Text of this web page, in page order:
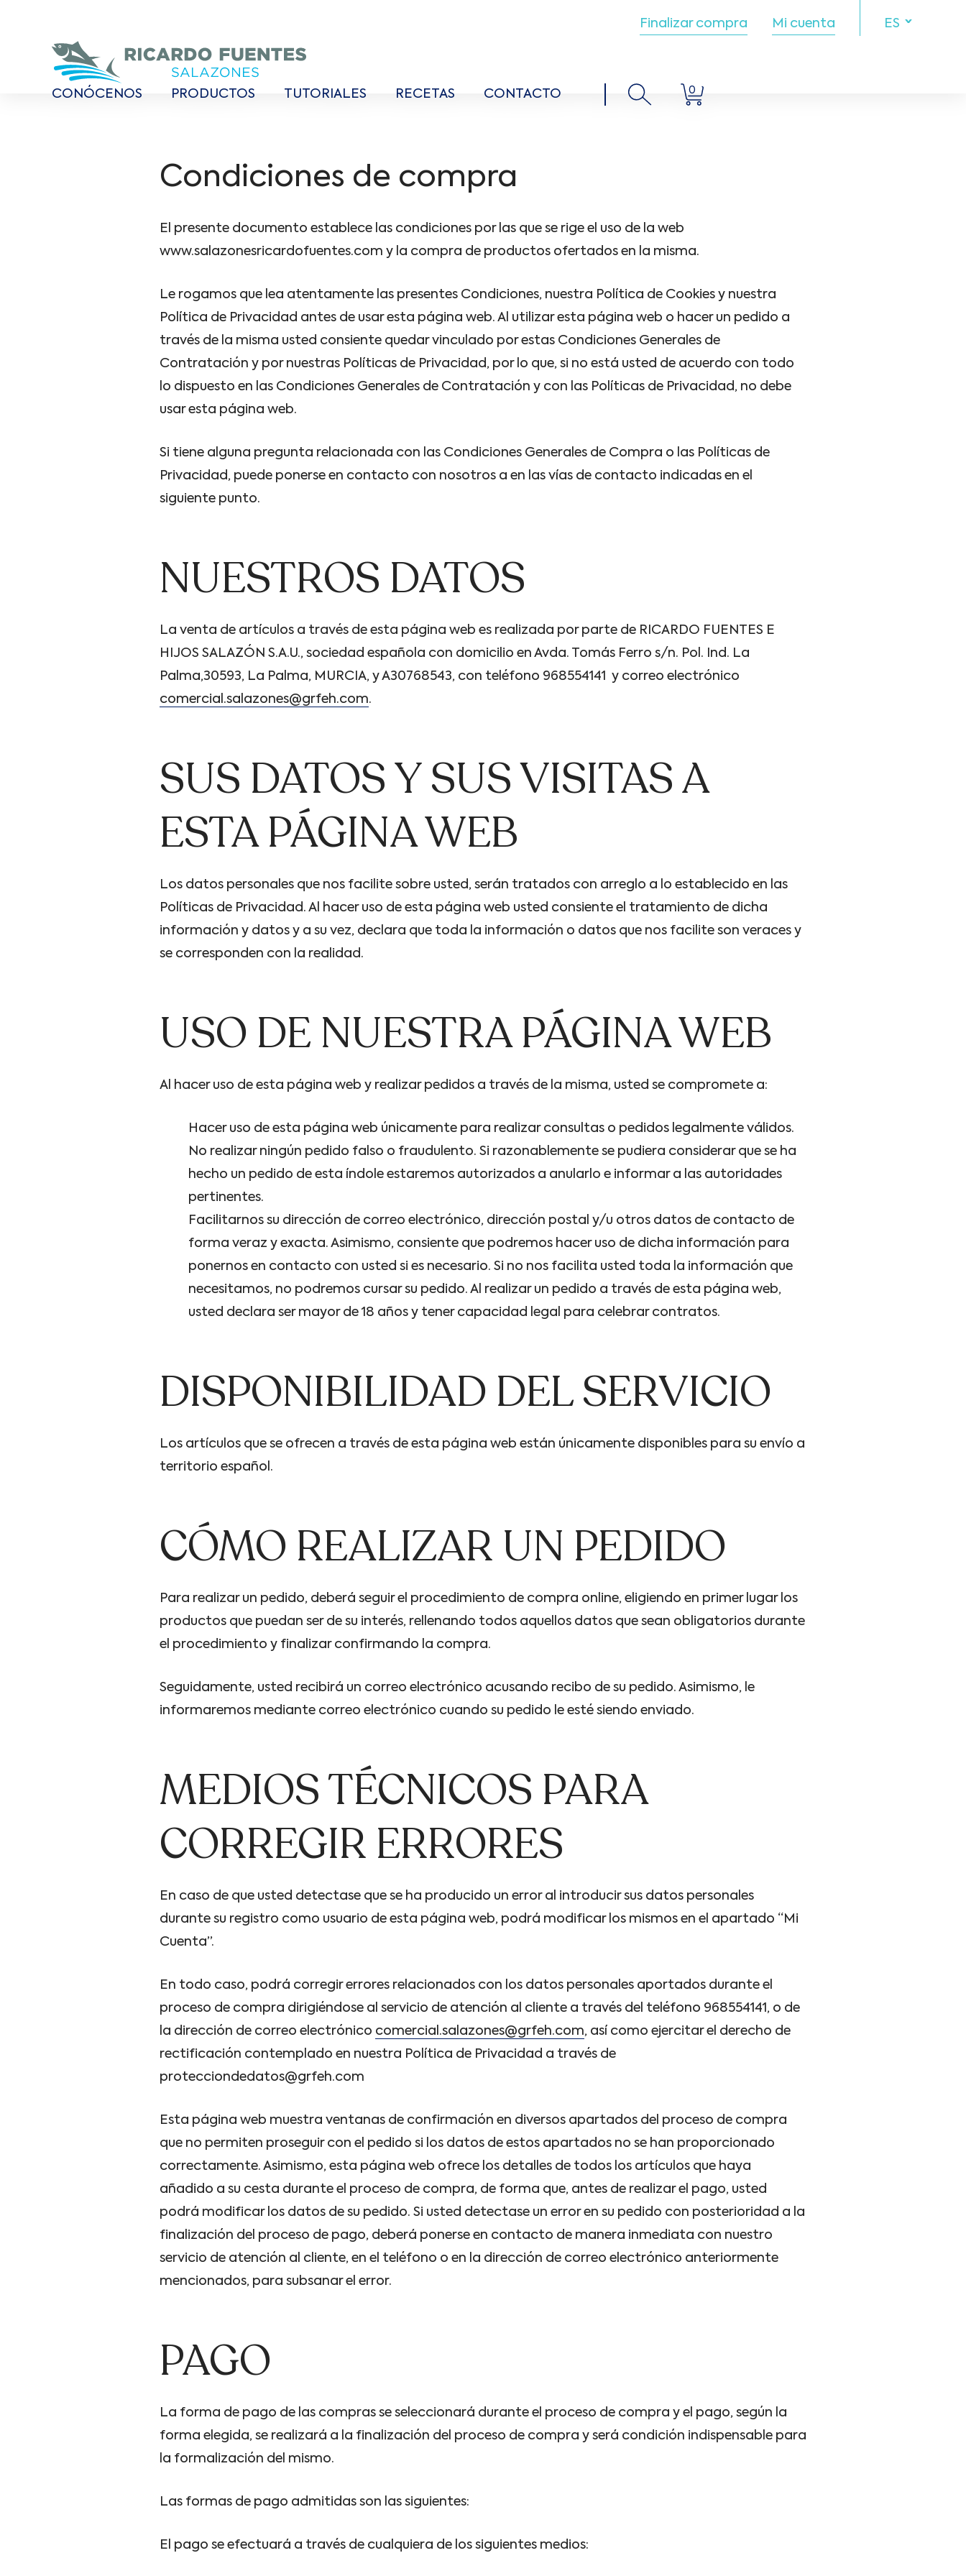
Finalizar compra Mi cuenta ES
CONÓCENOS PRODUCTOS TUTORIALES RECETAS CONTACTO 0
Condiciones de compra
El presente documento establece las condiciones por las que se rige el uso de la web
www.salazonesricardofuentes.com y la compra de productos ofertados en la misma.
Le rogamos que lea atentamente las presentes Condiciones, nuestra Política de Cookies y nuestra
Política de Privacidad antes de usar esta página web. Al utilizar esta página web o hacer un pedido a
través de la misma usted consiente quedar vinculado por estas Condiciones Generales de
Contratación y por nuestras Políticas de Privacidad, por lo que, si no está usted de acuerdo con todo
lo dispuesto en las Condiciones Generales de Contratación y con las Políticas de Privacidad, no debe
usar esta página web.
Si tiene alguna pregunta relacionada con las Condiciones Generales de Compra o las Políticas de
Privacidad, puede ponerse en contacto con nosotros a en las vías de contacto indicadas en el
siguiente punto.
NUESTROS DATOS
La venta de artículos a través de esta página web es realizada por parte de RICARDO FUENTES E
HIJOS SALAZÓN S.A.U., sociedad española con domicilio en Avda. Tomás Ferro s/n. Pol. Ind. La
Palma,30593, La Palma, MURCIA, y A30768543, con teléfono 968554141 y correo electrónico
comercial.salazones@grfeh.com.
SUS DATOS Y SUS VISITAS A
ESTA PÁGINA WEB
Los datos personales que nos facilite sobre usted, serán tratados con arreglo a lo establecido en las
Políticas de Privacidad. Al hacer uso de esta página web usted consiente el tratamiento de dicha
información y datos y a su vez, declara que toda la información o datos que nos facilite son veraces y
se corresponden con la realidad.
USO DE NUESTRA PÁGINA WEB
Al hacer uso de esta página web y realizar pedidos a través de la misma, usted se compromete a:
Hacer uso de esta página web únicamente para realizar consultas o pedidos legalmente válidos.
No realizar ningún pedido falso o fraudulento. Si razonablemente se pudiera considerar que se ha
hecho un pedido de esta índole estaremos autorizados a anularlo e informar a las autoridades
pertinentes.
Facilitarnos su dirección de correo electrónico, dirección postal y/u otros datos de contacto de
forma veraz y exacta. Asimismo, consiente que podremos hacer uso de dicha información para
ponernos en contacto con usted si es necesario. Si no nos facilita usted toda la información que
necesitamos, no podremos cursar su pedido. Al realizar un pedido a través de esta página web,
usted declara ser mayor de 18 años y tener capacidad legal para celebrar contratos.
DISPONIBILIDAD DEL SERVICIO
Los artículos que se ofrecen a través de esta página web están únicamente disponibles para su envío a
territorio español.
CÓMO REALIZAR UN PEDIDO
Para realizar un pedido, deberá seguir el procedimiento de compra online, eligiendo en primer lugar los
productos que puedan ser de su interés, rellenando todos aquellos datos que sean obligatorios durante
el procedimiento y finalizar confirmando la compra.
Seguidamente, usted recibirá un correo electrónico acusando recibo de su pedido. Asimismo, le
informaremos mediante correo electrónico cuando su pedido le esté siendo enviado.
MEDIOS TÉCNICOS PARA
CORREGIR ERRORES
En caso de que usted detectase que se ha producido un error al introducir sus datos personales
durante su registro como usuario de esta página web, podrá modificar los mismos en el apartado “Mi
Cuenta”.
En todo caso, podrá corregir errores relacionados con los datos personales aportados durante el
proceso de compra dirigiéndose al servicio de atención al cliente a través del teléfono 968554141, o de
la dirección de correo electrónico comercial.salazones@grfeh.com, así como ejercitar el derecho de
rectificación contemplado en nuestra Política de Privacidad a través de
protecciondedatos@grfeh.com
Esta página web muestra ventanas de confirmación en diversos apartados del proceso de compra
que no permiten proseguir con el pedido si los datos de estos apartados no se han proporcionado
correctamente. Asimismo, esta página web ofrece los detalles de todos los artículos que haya
añadido a su cesta durante el proceso de compra, de forma que, antes de realizar el pago, usted
podrá modificar los datos de su pedido. Si usted detectase un error en su pedido con posterioridad a la
finalización del proceso de pago, deberá ponerse en contacto de manera inmediata con nuestro
servicio de atención al cliente, en el teléfono o en la dirección de correo electrónico anteriormente
mencionados, para subsanar el error.
PAGO
La forma de pago de las compras se seleccionará durante el proceso de compra y el pago, según la
forma elegida, se realizará a la finalización del proceso de compra y será condición indispensable para
la formalización del mismo.
Las formas de pago admitidas son las siguientes:
El pago se efectuará a través de cualquiera de los siguientes medios: